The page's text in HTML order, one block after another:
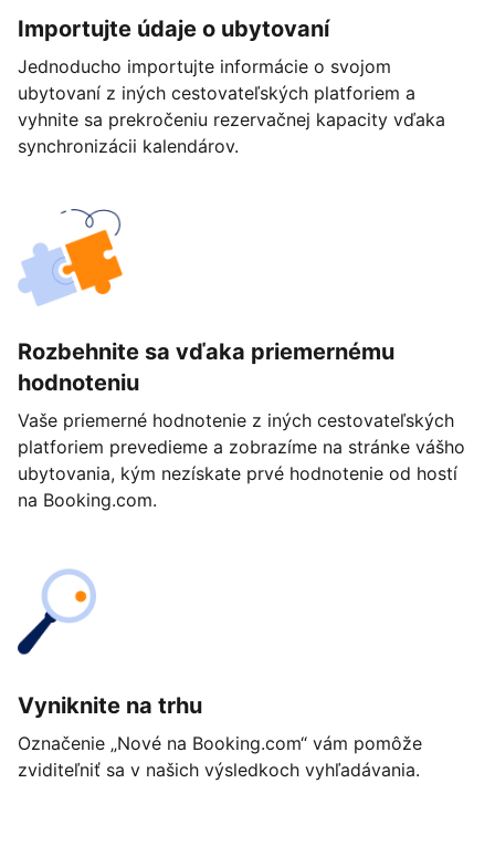
Importujte údaje o ubytovaní
Jednoducho importujte informácie o svojom
ubytovaní z iných cestovateľských platforiem a
vyhnite sa prekročeniu rezervačnej kapacity vďaka
synchronizácii kalendárov.
Rozbehnite sa vďaka priemernému
hodnoteniu
Vaše priemerné hodnotenie z iných cestovateľských
platforiem prevedieme a zobrazíme na stránke vášho
ubytovania, kým nezískate prvé hodnotenie od hostí
na Booking.com.
Vyniknite na trhu
Označenie „Nové na Booking.com“ vám pomôže
zviditeľniť sa v našich výsledkoch vyhľadávania.